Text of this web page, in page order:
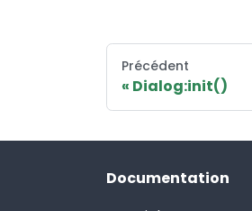
Précédent
Dialog:init()
Documentation